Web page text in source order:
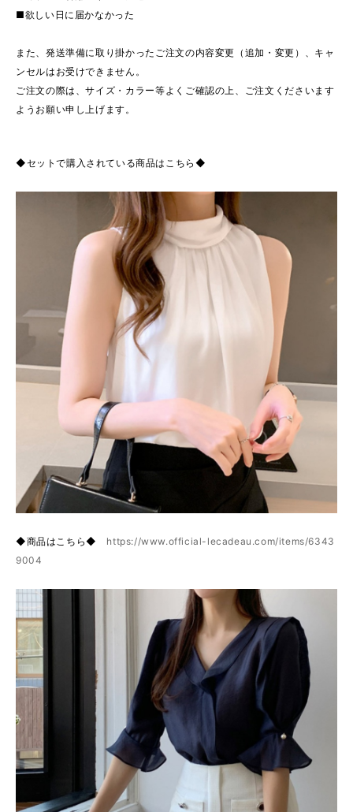
■欲しい日に届かなかった
また、発送準備に取り掛かったご注文の内容変更（追加・変更）、キャ
ンセルはお受けできません。
ご注文の際は、サイズ・カラー等よくご確認の上、ご注文くださいます
ようお願い申し上げます。
◆セットで購入されている商品はこちら◆
◆商品はこちら◆ https://www.official-lecadeau.com/items/6343
9004